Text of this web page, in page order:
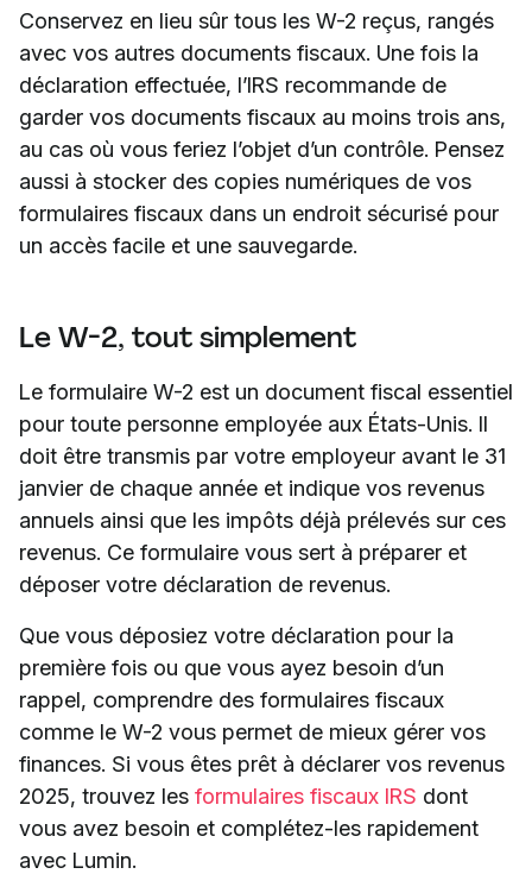
Conservez en lieu sûr tous les W-2 reçus, rangés
avec vos autres documents fiscaux. Une fois la
déclaration effectuée, l’IRS recommande de
garder vos documents fiscaux au moins trois ans,
au cas où vous feriez l’objet d’un contrôle. Pensez
aussi à stocker des copies numériques de vos
formulaires fiscaux dans un endroit sécurisé pour
un accès facile et une sauvegarde.
Le W-2, tout simplement
Le formulaire W-2 est un document fiscal essentiel
pour toute personne employée aux États-Unis. Il
doit être transmis par votre employeur avant le 31
janvier de chaque année et indique vos revenus
annuels ainsi que les impôts déjà prélevés sur ces
revenus. Ce formulaire vous sert à préparer et
déposer votre déclaration de revenus.
Que vous déposiez votre déclaration pour la
première fois ou que vous ayez besoin d’un
rappel, comprendre des formulaires fiscaux
comme le W-2 vous permet de mieux gérer vos
finances. Si vous êtes prêt à déclarer vos revenus
2025, trouvez les formulaires fiscaux IRS dont
vous avez besoin et complétez-les rapidement
avec Lumin.